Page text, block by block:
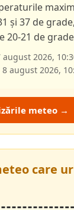
și 37 de
20-21 de
august 2026,
august 2026,
meteo →
care